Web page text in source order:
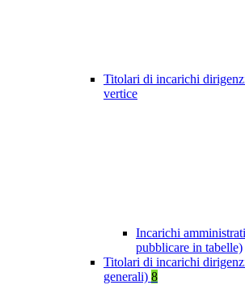
Titolari di incarichi
vertice
Incarichi
pubblicare in tabelle)
Titolari di incarichi
generali) 8